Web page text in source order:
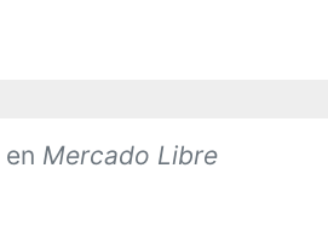
en Mercado Libre